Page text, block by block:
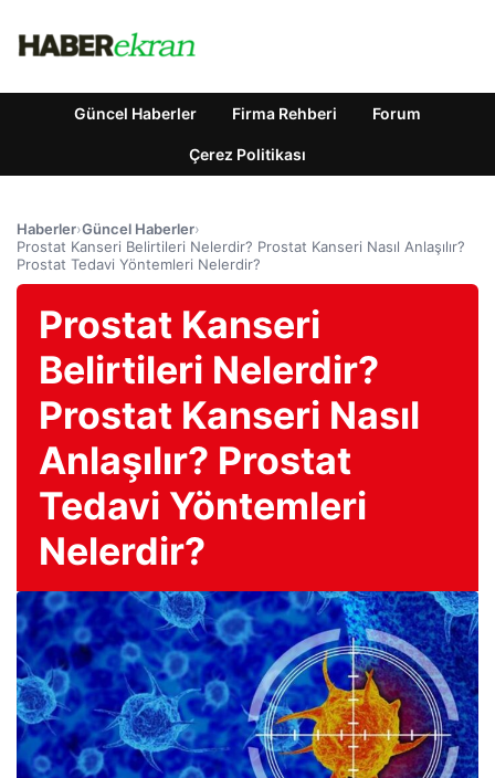
Güncel Haberler Firma Rehberi Forum
Çerez Politikası
Haberler›Güncel Haberler›
Prostat Kanseri Belirtileri Nelerdir? Prostat Kanseri Nasıl Anlaşılır?
Prostat Tedavi Yöntemleri Nelerdir?
Prostat Kanseri
Belirtileri Nelerdir?
Prostat Kanseri Nasıl
Anlaşılır? Prostat
Tedavi Yöntemleri
Nelerdir?